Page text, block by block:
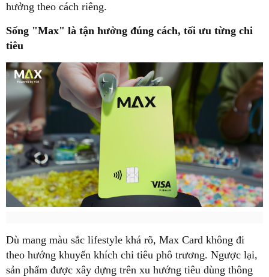
hưởng theo cách riêng.
Sống "Max" là tận hưởng đúng cách, tối ưu từng chi
tiêu
Dù mang màu sắc lifestyle khá rõ, Max Card không đi
theo hướng khuyến khích chi tiêu phô trương. Ngược lại,
sản phẩm được xây dựng trên xu hướng tiêu dùng thông